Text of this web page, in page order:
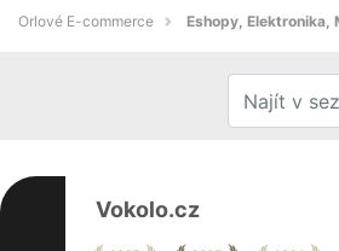
Orlové E-commerce Eshopy, Elektronika,
Vokolo.cz